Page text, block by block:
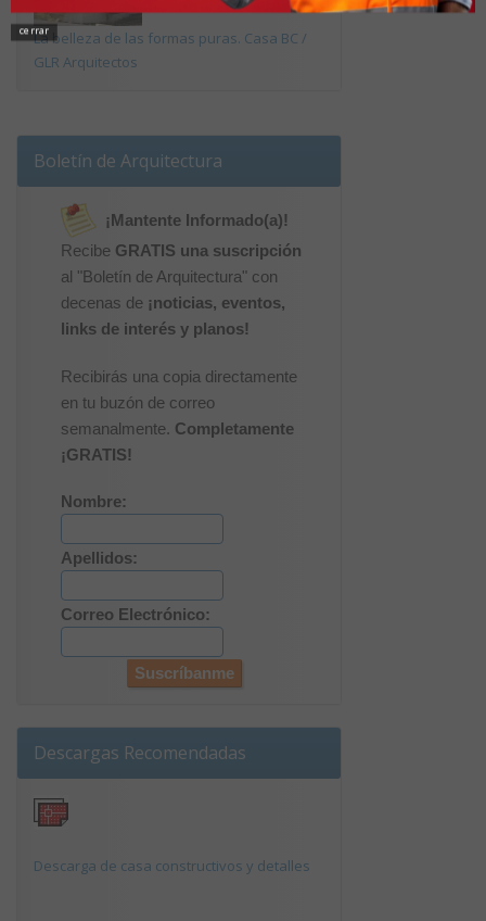
La belleza de las formas puras. Casa BC /
GLR Arquitectos
Boletín de Arquitectura
¡Mantente Informado(a)!
Recibe GRATIS una suscripción
al "Boletín de Arquitectura" con
decenas de ¡noticias, eventos,
links de interés y planos!
Recibirás una copia directamente
en tu buzón de correo
semanalmente. Completamente
¡GRATIS!
Nombre:
Apellidos:
Correo Electrónico:
Descargas Recomendadas
Descarga de casa constructivos y detalles
cerrar